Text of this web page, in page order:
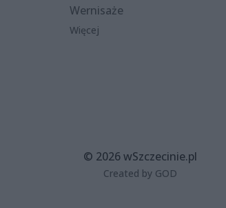
Wernisaże
Więcej
© 2026 wSzczecinie.pl
Created by GOD